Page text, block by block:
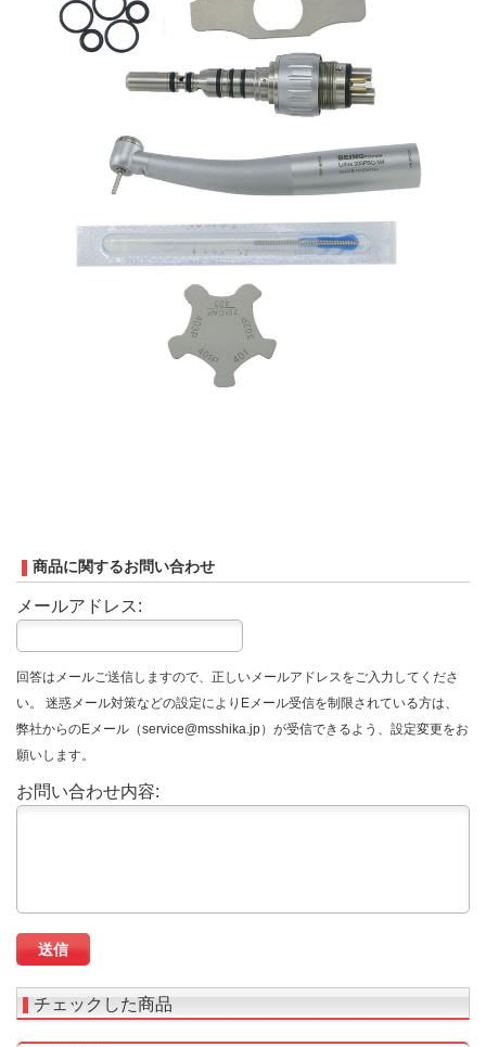
商品に関するお問い合わせ
メールアドレス:
回答はメールご送信しますので、正しいメールアドレスをご入力してくださ
い。 迷惑メール対策などの設定によりEメール受信を制限されている方は、
弊社からのEメール（service@msshika.jp）が受信できるよう、設定変更をお
願いします。
お問い合わせ内容:
チェックした商品